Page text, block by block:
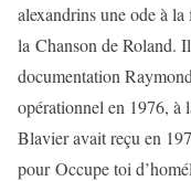
alexandrins une ode à
la Chanson de Roland.
documentation
opérationnel en 1976, à
Blavier avait reçu en
pour Occupe toi